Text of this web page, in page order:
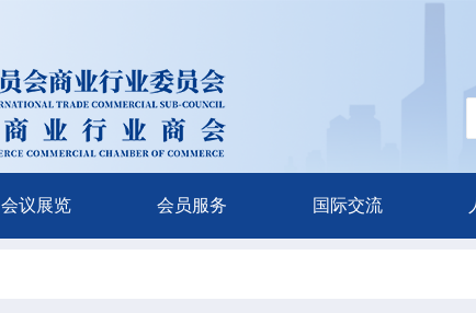
会议展览 会员服务 国际交流